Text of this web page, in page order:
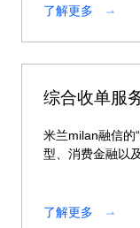
了解更多
综合收单服
米兰milan融信的
型、消费金融以
了解更多